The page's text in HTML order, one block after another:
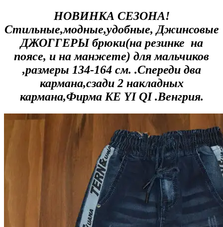
НОВИНКА СЕЗОНА!
Стильные,модные,удобные, Джинсовые
ДЖОГГЕРЫ брюки(на резинке на
поясе, и на манжете) для мальчиков
,размеры 134-164 см. .Спереди два
кармана,сзади 2 накладных
кармана,Фирма KE YI QI .Венгрия.